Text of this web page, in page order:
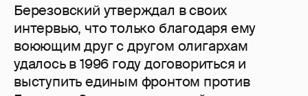
Березовский утверждал в своих
интервью, что только благодаря ему
воюющим друг с другом олигархам
удалось в 1996 году договориться и
выступить единым фронтом против